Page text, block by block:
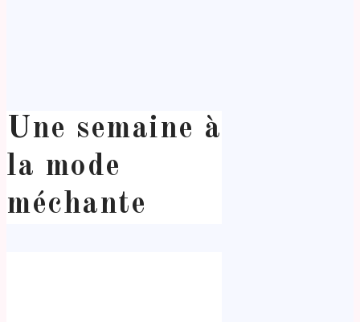
Une semaine à
la mode
méchante